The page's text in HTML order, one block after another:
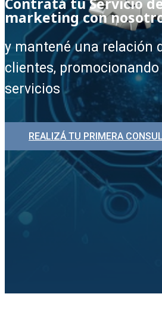
Contratá tu Servicio
marketing con
y mantené una relación
clientes,
servicios
REALIZÁ TU PRIMERA